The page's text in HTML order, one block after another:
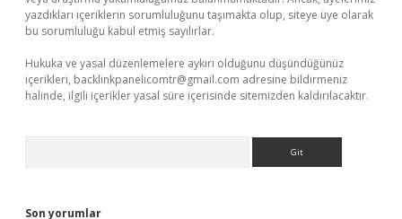
yazdıkları içeriklerin sorumluluğunu taşımakta olup, siteye üye olarak
bu sorumluluğu kabul etmiş sayılırlar.
Hukuka ve yasal düzenlemelere aykırı olduğunu düşündüğünüz
içerikleri, backlinkpanelicomtr@gmail.com adresine bildirmeniz
halinde, ilgili içerikler yasal süre içerisinde sitemizden kaldırılacaktır.
Son yorumlar